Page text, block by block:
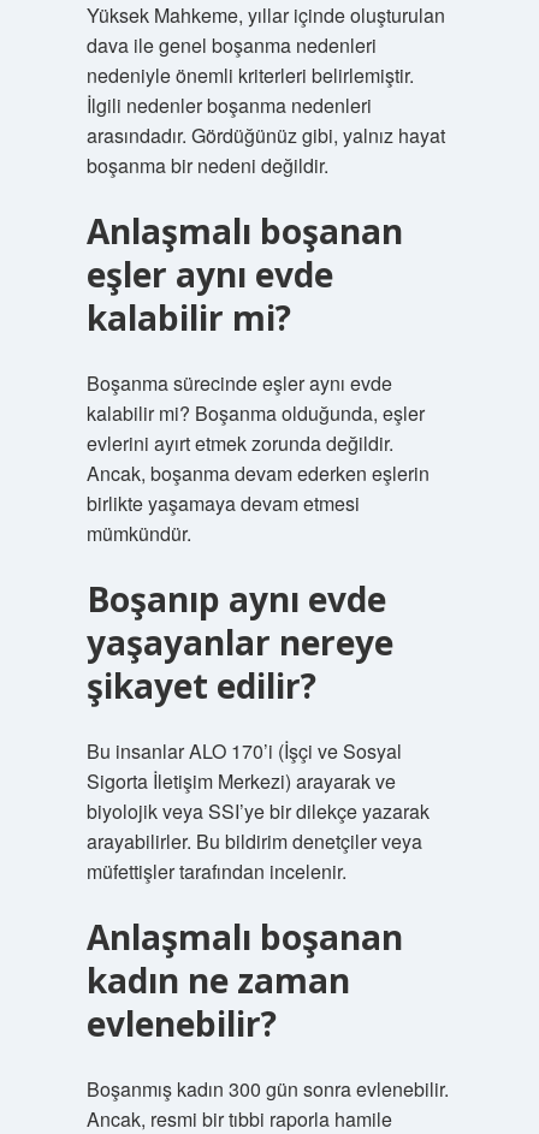
Yüksek Mahkeme, yıllar içinde oluşturulan
dava ile genel boşanma nedenleri
nedeniyle önemli kriterleri belirlemiştir.
İlgili nedenler boşanma nedenleri
arasındadır. Gördüğünüz gibi, yalnız hayat
boşanma bir nedeni değildir.
Anlaşmalı boşanan
eşler aynı evde
kalabilir mi?
Boşanma sürecinde eşler aynı evde
kalabilir mi? Boşanma olduğunda, eşler
evlerini ayırt etmek zorunda değildir.
Ancak, boşanma devam ederken eşlerin
birlikte yaşamaya devam etmesi
mümkündür.
Boşanıp aynı evde
yaşayanlar nereye
şikayet edilir?
Bu insanlar ALO 170’i (İşçi ve Sosyal
Sigorta İletişim Merkezi) arayarak ve
biyolojik veya SSI’ye bir dilekçe yazarak
arayabilirler. Bu bildirim denetçiler veya
müfettişler tarafından incelenir.
Anlaşmalı boşanan
kadın ne zaman
evlenebilir?
Boşanmış kadın 300 gün sonra evlenebilir.
Ancak, resmi bir tıbbi raporla hamile